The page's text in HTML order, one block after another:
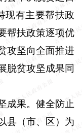
现有主要帮扶政
帮扶政策逐项优
攻坚向全面推进
脱贫攻坚成果同
成果。 健全防止
县（市、区）为